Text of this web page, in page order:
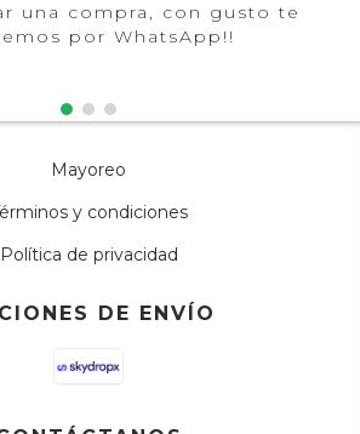
una compra, con gusto te
por WhatsApp!!
Mayoreo
y condiciones
Política de privacidad
DE ENVÍO